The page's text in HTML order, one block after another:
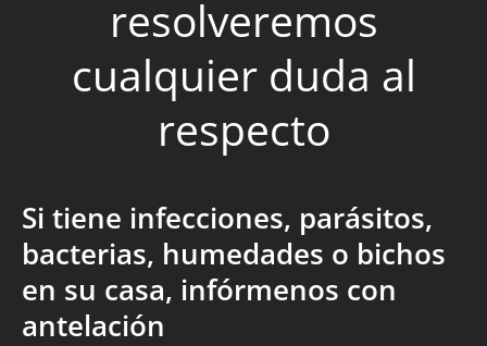
resolveremos
cualquier duda al
respecto
Si tiene infecciones, parásitos,
bacterias, humedades o bichos
en su casa, infórmenos con
antelación